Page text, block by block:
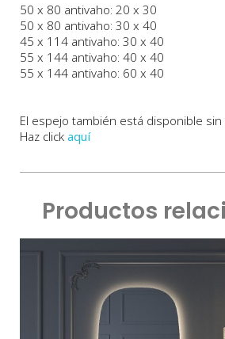
50 x 80 antivaho: 20 x 30
50 x 80 antivaho: 30 x 40
45 x 114 antivaho: 30 x 40
55 x 144 antivaho: 40 x 40
55 x 144 antivaho: 60 x 40
El espejo también está disponible sin
Haz click aquí
Productos